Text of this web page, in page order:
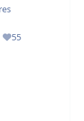
55
Réputation